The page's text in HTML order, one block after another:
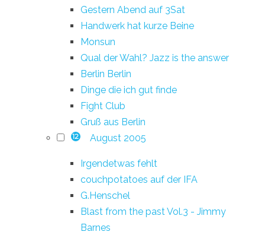
Gestern Abend auf 3Sat
Handwerk hat kurze Beine
Monsun
Qual der Wahl? Jazz is the answer
Berlin Berlin
Dinge die ich gut finde
Fight Club
Gruß aus Berlin
12 August 2005
Irgendetwas fehlt
couchpotatoes auf der IFA
G.Henschel
Blast from the past Vol.3 - Jimmy
Barnes